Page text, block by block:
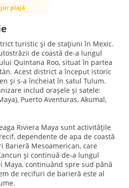
plajă
turistic și de stațiuni în Mexic.
de coastă de-a lungul
Quintana Roo, situat în partea
Acest district a început istoric
și s-a încheiat în satul Tulum.
includ orașele și satele:
Puerto Aventuras, Akumal,
Riviera Maya sunt activitățile
dependente de apa de coastă
Barieră Mesoamerican, care
și continuă de-a lungul
continuând spre sud până
de recifuri de barieră este al